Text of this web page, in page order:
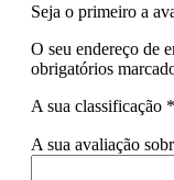
Seja o primeiro a
O seu endereço de
obrigatórios
A sua classificação *
A sua avaliação